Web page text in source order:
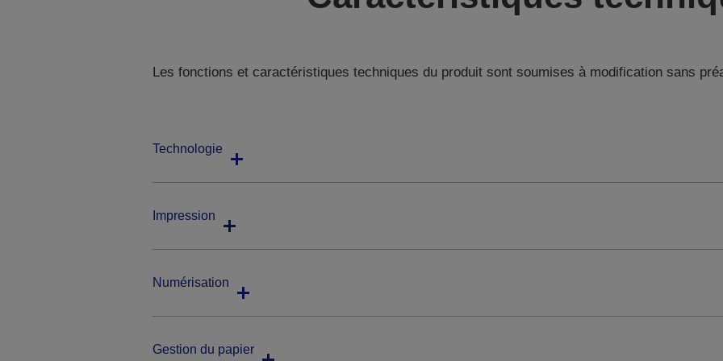
Les fonctions et caractéristiques techniques du produit sont soumises à modification sans
Technologie
Impression
Numérisation
Gestion du papier